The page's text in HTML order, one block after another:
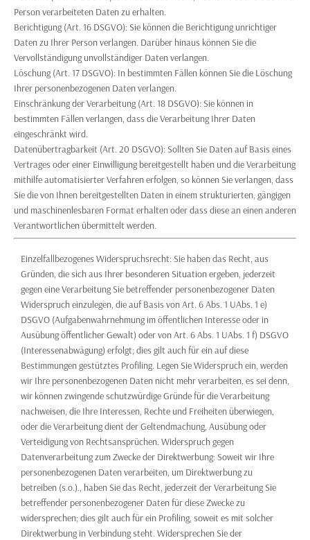
Person verarbeiteten Daten zu erhalten.
Berichtigung (Art. 16 DSGVO): Sie können die Berichtigung unrichtiger
Daten zu Ihrer Person verlangen. Darüber hinaus können Sie die
Vervollständigung unvollständiger Daten verlangen.
Löschung (Art. 17 DSGVO): In bestimmten Fällen können Sie die Löschung
Ihrer personenbezogenen Daten verlangen.
Einschränkung der Verarbeitung (Art. 18 DSGVO): Sie können in
bestimmten Fällen verlangen, dass die Verarbeitung Ihrer Daten
eingeschränkt wird.
Datenübertragbarkeit (Art. 20 DSGVO): Sollten Sie Daten auf Basis eines
Vertrages oder einer Einwilligung bereitgestellt haben und die Verarbeitung
mithilfe automatisierter Verfahren erfolgen, so können Sie verlangen, dass
Sie die von Ihnen bereitgestellten Daten in einem strukturierten, gängigen
und maschinenlesbaren Format erhalten oder dass diese an einen anderen
Verantwortlichen übermittelt werden.
Einzelfallbezogenes Widerspruchsrecht: Sie haben das Recht, aus
Gründen, die sich aus Ihrer besonderen Situation ergeben, jederzeit
gegen eine Verarbeitung Sie betreffender personenbezogener Daten
Widerspruch einzulegen, die auf Basis von Art. 6 Abs. 1 UAbs. 1 e)
DSGVO (Aufgabenwahrnehmung im öffentlichen Interesse oder in
Ausübung öffentlicher Gewalt) oder von Art. 6 Abs. 1 UAbs. 1 f) DSGVO
(Interessenabwägung) erfolgt; dies gilt auch für ein auf diese
Bestimmungen gestütztes Profiling. Legen Sie Widerspruch ein, werden
wir Ihre personenbezogenen Daten nicht mehr verarbeiten, es sei denn,
wir können zwingende schutzwürdige Gründe für die Verarbeitung
nachweisen, die Ihre Interessen, Rechte und Freiheiten überwiegen,
oder die Verarbeitung dient der Geltendmachung, Ausübung oder
Verteidigung von Rechtsansprüchen. Widerspruch gegen
Datenverarbeitung zum Zwecke der Direktwerbung: Soweit wir Ihre
personenbezogenen Daten verarbeiten, um Direktwerbung zu
betreiben (s.o.)., haben Sie das Recht, jederzeit der Verarbeitung Sie
betreffender personenbezogener Daten für diese Zwecke zu
widersprechen; dies gilt auch für ein Profiling, soweit es mit solcher
Direktwerbung in Verbindung steht. Widersprechen Sie der